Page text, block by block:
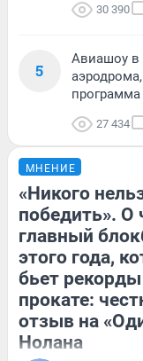
30 390
5
Авиашоу в
27 434
МНЕНИЕ
«Никого
победить». О
главный
этого года,
бьет
прокате:
отзыв на
Нолана